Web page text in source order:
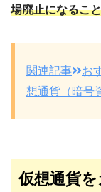
場廃止になるこ
関連記事
お
想通貨（暗号
仮想通貨